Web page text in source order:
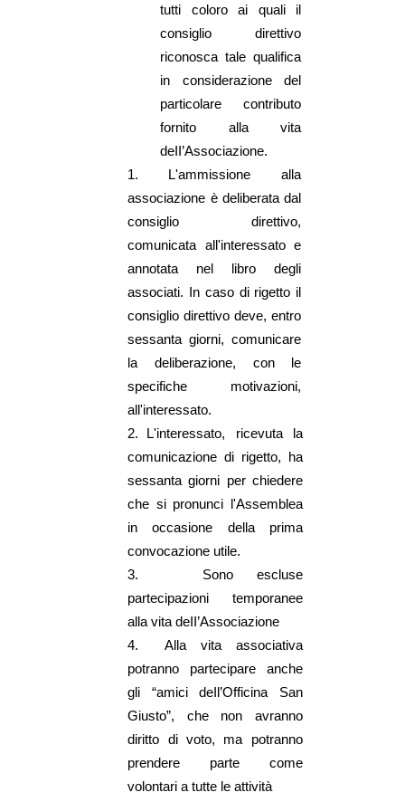
tutti coloro ai quali il
consiglio direttivo
riconosca tale qualifica
in considerazione del
particolare contributo
fornito alla vita
deII’Associazione.
1.
L'ammissione alla
associazione è deliberata dal
consiglio direttivo,
comunicata all'interessato e
annotata nel libro degli
associati. In caso di rigetto il
consiglio direttivo deve, entro
sessanta giorni, comunicare
la deliberazione, con le
specifiche motivazioni,
all'interessato.
2.
L'interessato, ricevuta la
comunicazione di rigetto, ha
sessanta giorni per chiedere
che si pronunci l'Assemblea
in occasione della prima
convocazione utile.
3.
Sono escluse
partecipazioni temporanee
alla vita deII’Associazione
4.
Alla vita associativa
potranno partecipare anche
gli “amici deIl’Officina San
Giusto”, che non avranno
diritto di voto, ma potranno
prendere parte come
volontari a tutte le attività